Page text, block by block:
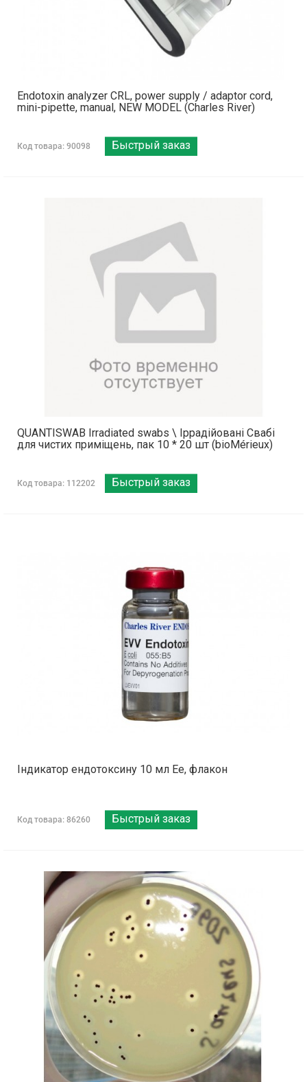
Endotoxin analyzer CRL, power supply / adaptor cord,
mini-pipette, manual, NEW MODEL (Charles River)
Код товара: 90098 Быстрый заказ
QUANTISWAB Irradiated swabs \ Іррадійовані Свабі
для чистих приміщень, пак 10 * 20 шт (bioMérieux)
Код товара: 112202 Быстрый заказ
Індикатор ендотоксину 10 мл Ее, флакон
Код товара: 86260 Быстрый заказ